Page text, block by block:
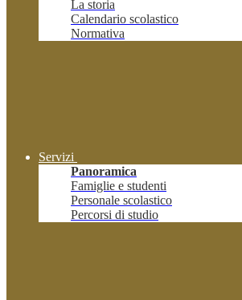
La storia
Calendario scolastico
Normativa
Servizi
Panoramica
Famiglie e studenti
Personale scolastico
Percorsi di studio